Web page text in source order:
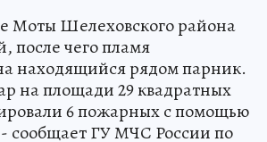
Моты Шелеховского района
после чего пламя
находящийся рядом парник.
на площади 29 квадратных
6 пожарных с помощью
сообщает ГУ МЧС России по